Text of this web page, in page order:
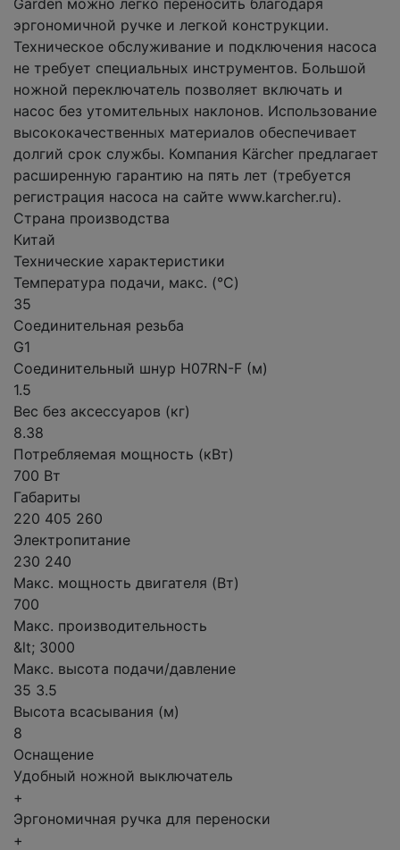
эргономичной ручке и легкой конструкции.
Техническое обслуживание и подключения насоса
не требует специальных инструментов. Большой
ножной переключатель позволяет включать и
насос без утомительных наклонов. Использование
высококачественных материалов обеспечивает
долгий срок службы. Компания Kärcher предлагает
расширенную гарантию на пять лет (требуется
регистрация насоса на сайте www.karcher.ru).
Страна производства
Китай
Технические характеристики
Температура подачи, макс. (°C)
35
Соединительная резьба
G1
Соединительный шнур H07RN-F (м)
1.5
Вес без аксессуаров (кг)
8.38
Потребляемая мощность (кВт)
700 Вт
Габариты
220 405 260
Электропитание
230 240
Макс. мощность двигателя (Вт)
700
Макс. производительность
&lt; 3000
Макс. высота подачи/давление
35 3.5
Высота всасывания (м)
8
Оснащение
Удобный ножной выключатель
+
Эргономичная ручка для переноски
+